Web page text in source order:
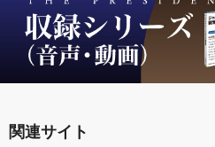
関連サイト